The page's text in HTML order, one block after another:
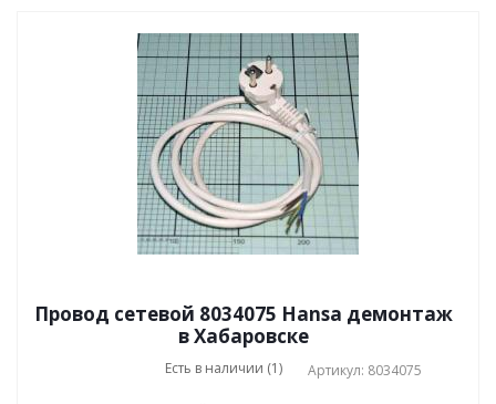
Провод сетевой 8034075 Hansa демонтаж
в Хабаровске
Есть в наличии (1) Артикул: 8034075